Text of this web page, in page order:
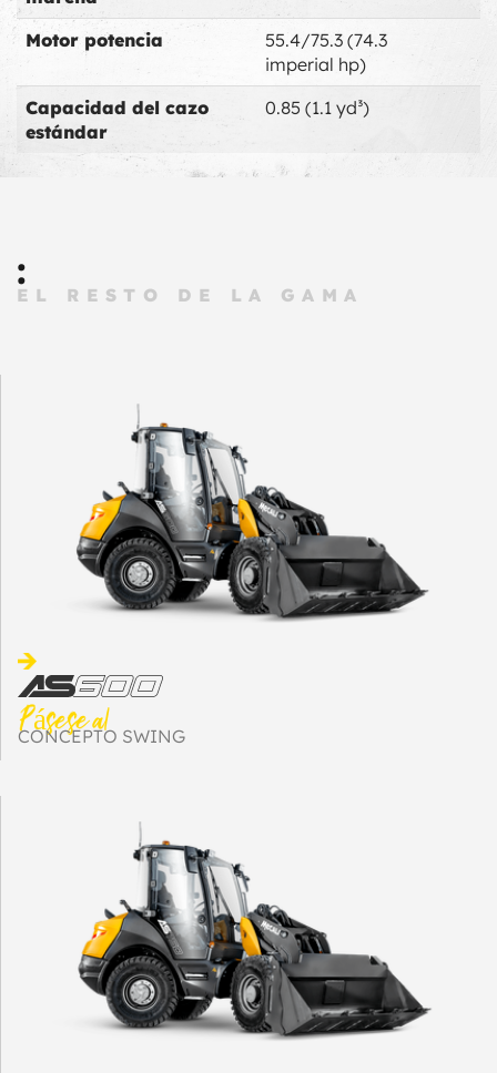
Motor potencia
55.4/75.3 (74.3
imperial hp)
Capacidad del cazo
estándar
0.85 (1.1 yd³)
:
EL RESTO DE LA GAMA
Pásese al
CONCEPTO SWING